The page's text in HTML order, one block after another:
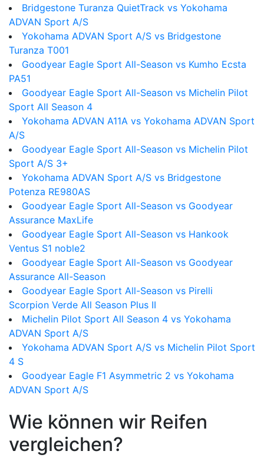
Bridgestone Turanza QuietTrack vs Yokohama
ADVAN Sport A/S
Yokohama ADVAN Sport A/S vs Bridgestone
Turanza T001
Goodyear Eagle Sport All-Season vs Kumho Ecsta
PA51
Goodyear Eagle Sport All-Season vs Michelin Pilot
Sport All Season 4
Yokohama ADVAN A11A vs Yokohama ADVAN Sport
A/S
Goodyear Eagle Sport All-Season vs Michelin Pilot
Sport A/S 3+
Yokohama ADVAN Sport A/S vs Bridgestone
Potenza RE980AS
Goodyear Eagle Sport All-Season vs Goodyear
Assurance MaxLife
Goodyear Eagle Sport All-Season vs Hankook
Ventus S1 noble2
Goodyear Eagle Sport All-Season vs Goodyear
Assurance All-Season
Goodyear Eagle Sport All-Season vs Pirelli
Scorpion Verde All Season Plus II
Michelin Pilot Sport All Season 4 vs Yokohama
ADVAN Sport A/S
Yokohama ADVAN Sport A/S vs Michelin Pilot Sport
4 S
Goodyear Eagle F1 Asymmetric 2 vs Yokohama
ADVAN Sport A/S
Wie können wir Reifen
vergleichen?